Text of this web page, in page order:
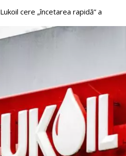
Lukoil cere „încetarea rapidă” a